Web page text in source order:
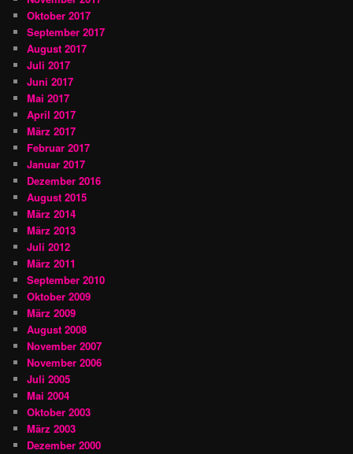
Oktober 2017
September 2017
August 2017
Juli 2017
Juni 2017
Mai 2017
April 2017
März 2017
Februar 2017
Januar 2017
Dezember 2016
August 2015
März 2014
März 2013
Juli 2012
März 2011
September 2010
Oktober 2009
März 2009
August 2008
November 2007
November 2006
Juli 2005
Mai 2004
Oktober 2003
März 2003
Dezember 2000